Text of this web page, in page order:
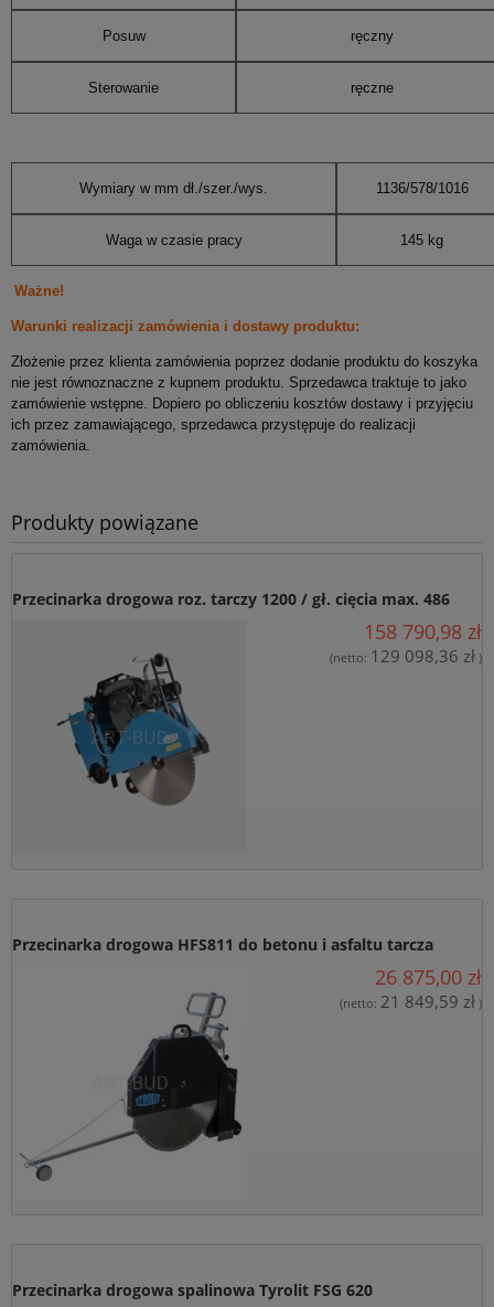
Posuw ręczny
Sterowanie ręczne
Wymiary w mm dł./szer./wys. 1136/578/1016
Waga w czasie pracy 145 kg
Ważne!
Warunki realizacji zamówienia i dostawy produktu:
Złożenie przez klienta zamówienia poprzez dodanie produktu do koszyka
nie jest równoznaczne z kupnem produktu. Sprzedawca traktuje to jako
zamówienie wstępne. Dopiero po obliczeniu kosztów dostawy i przyjęciu
ich przez zamawiającego, sprzedawca przystępuje do realizacji
zamówienia.
Produkty powiązane
Przecinarka drogowa roz. tarczy 1200 / gł. cięcia max. 486
158 790,98 zł
(netto: 129 098,36 zł )
Przecinarka drogowa HFS811 do betonu i asfaltu tarcza
26 875,00 zł
(netto: 21 849,59 zł )
Przecinarka drogowa spalinowa Tyrolit FSG 620
*Jestem: Osobą fizyczną Firmą
Instytucją budżetową
Nazwa produktu:
*Treść zapytania:
większych niż 1 szt. należy podać potrzebną ilość (potrzebne
przy wycenie)
dla potrzeb niezbędnych do realizacji zakupów w sklepie
poinformowana/y o tym, że: administratorem danych jest PW Art-
Bud Jan Lachowski, ul. Towarowa 28, 85-746 Bydgoszcz i
przysługuje mi prawo wglądu do swoich danych oraz ich
poprawianie, jak również cofnięcie zgody na przetwarzanie moich
danych osobowych.
Bydgoszczy przy ul. Towarowej 28, na podany przeze mnie adres
e-mail, w celu marketingu bezpośredniego.